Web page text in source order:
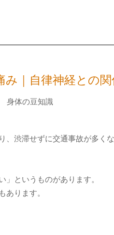
｜自律神経との
身体の豆知識
渋滞せずに交通事故が多く
というものがあります。
あります。